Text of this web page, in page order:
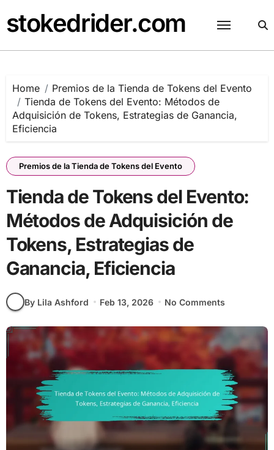
to
content
stokedrider.com
Home
Premios de la Tienda de Tokens del Evento
Tienda de Tokens del Evento: Métodos de
Adquisición de Tokens, Estrategias de Ganancia,
Eficiencia
Premios de la Tienda de Tokens del Evento
Tienda de Tokens del Evento:
Métodos de Adquisición de
Tokens, Estrategias de
Ganancia, Eficiencia
By Lila Ashford Feb 13, 2026 No Comments